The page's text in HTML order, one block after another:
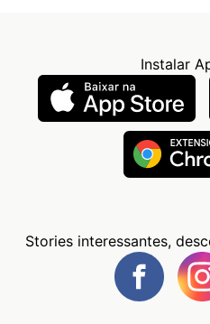
Instalar
Stories interessantes,